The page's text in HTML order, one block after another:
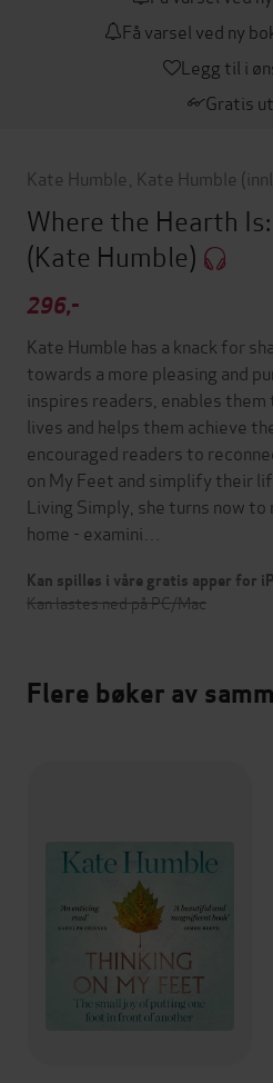
Få varsel ved ny
Legg til i
Gratis
Kate Humble Kate Humble
Where the Hearth
(Kate Humble)
296,-
Kate Humble has a knack for
towards a more pleasing and
inspires readers, enables
lives and helps them achieve
encouraged readers to
on My Feet and simplify their
Living Simply, she turns now
home - examini…
Kan spilles i våre gratis apper for
Kan lastes ned på PC/Mac
Flere bøker av